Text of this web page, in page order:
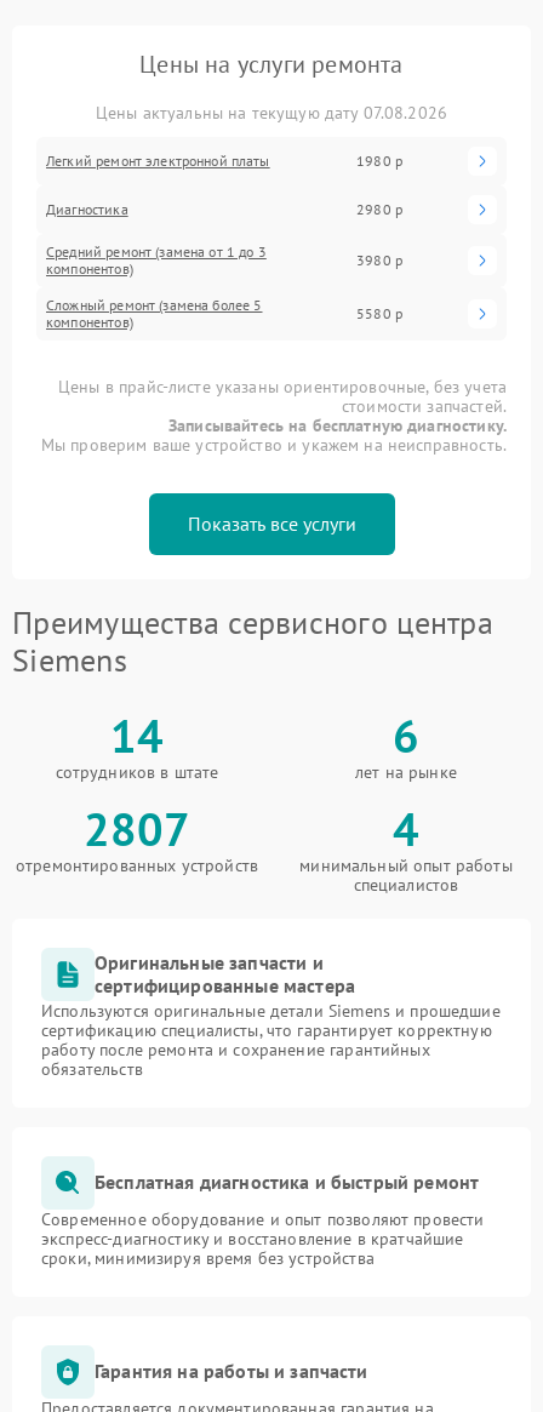
Цены на услуги ремонта
Цены актуальны на текущую дату 07.08.2026
Легкий ремонт электронной платы 1980 р
Диагностика 2980 р
Средний ремонт (замена от 1 до 3
компонентов)
3980 р
Сложный ремонт (замена более 5
компонентов)
5580 р
Цены в прайс-листе указаны ориентировочные, без учета
стоимости запчастей.
Записывайтесь на бесплатную диагностику.
Мы проверим ваше устройство и укажем на неисправность.
Показать все услуги
Преимущества сервисного центра
Siemens
14
сотрудников в штате
6
лет на рынке
2807
отремонтированных устройств
4
минимальный опыт работы
специалистов
Оригинальные запчасти и
сертифицированные мастера
Используются оригинальные детали Siemens и прошедшие
сертификацию специалисты, что гарантирует корректную
работу после ремонта и сохранение гарантийных
обязательств
Бесплатная диагностика и быстрый ремонт
Современное оборудование и опыт позволяют провести
экспресс-диагностику и восстановление в кратчайшие
сроки, минимизируя время без устройства
Гарантия на работы и запчасти